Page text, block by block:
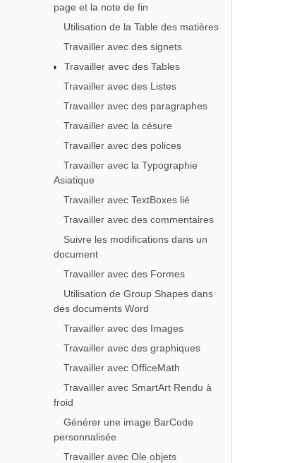
page et la note de fin
Utilisation de la Table des matières
Travailler avec des signets
Travailler avec des Tables
Travailler avec des Listes
Travailler avec des paragraphes
Travailler avec la césure
Travailler avec des polices
Travailler avec la Typographie
Asiatique
Travailler avec TextBoxes lié
Travailler avec des commentaires
Suivre les modifications dans un
document
Travailler avec des Formes
Utilisation de Group Shapes dans
des documents Word
Travailler avec des Images
Travailler avec des graphiques
Travailler avec OfficeMath
Travailler avec SmartArt Rendu à
froid
Générer une image BarCode
personnalisée
Travailler avec Ole objets